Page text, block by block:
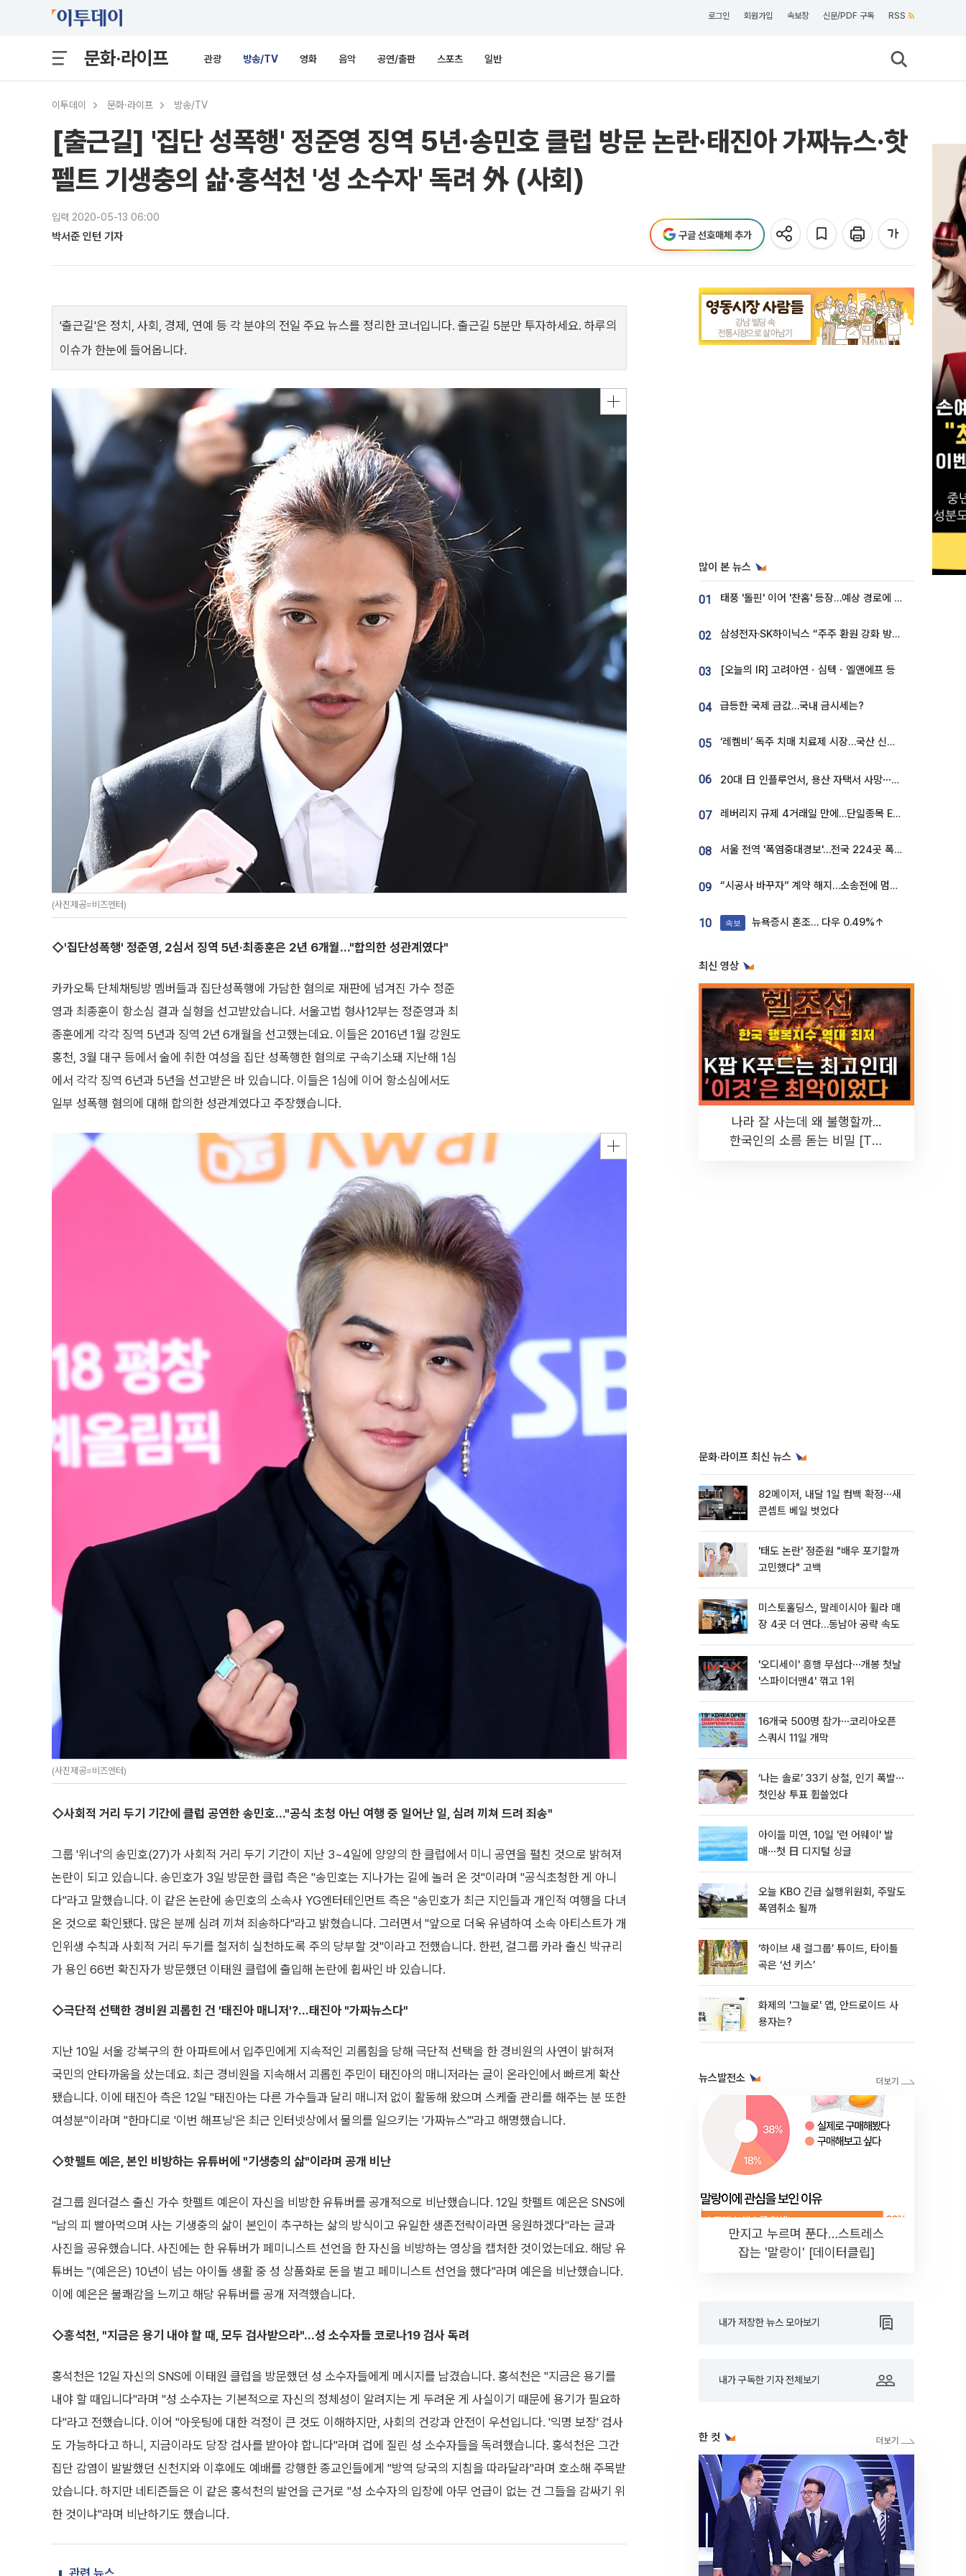
로그인 회원가입 속보창 신문/PDF 구독 RSS
문화·라이프 관광 방송/TV 영화 음악 공연/출판 스포츠 일반
이투데이 문화·라이프 방송/TV
[출근길] '집단 성폭행' 정준영 징역 5년·송민호 클럽 방문 논란·태진아 가짜뉴스·핫
펠트 기생충의 삶·홍석천 '성 소수자' 독려 外 (사회)
입력 2020-05-13 06:00
박서준 인턴 기자 구글 선호매체 추가
'출근길'은 정치, 사회, 경제, 연예 등 각 분야의 전일 주요 뉴스를 정리한 코너입니다. 출근길 5분만 투자하세요. 하루의
이슈가 한눈에 들어옵니다.
(사진제공=비즈엔터)
◇'집단성폭행' 정준영, 2심서 징역 5년·최종훈은 2년 6개월…"합의한 성관계였다"
카카오톡 단체채팅방 멤버들과 집단성폭행에 가담한 혐의로 재판에 넘겨진 가수 정준
영과 최종훈이 항소심 결과 실형을 선고받았습니다. 서울고법 형사12부는 정준영과 최
종훈에게 각각 징역 5년과 징역 2년 6개월을 선고했는데요. 이들은 2016년 1월 강원도
홍천, 3월 대구 등에서 술에 취한 여성을 집단 성폭행한 혐의로 구속기소돼 지난해 1심
에서 각각 징역 6년과 5년을 선고받은 바 있습니다. 이들은 1심에 이어 항소심에서도
일부 성폭행 혐의에 대해 합의한 성관계였다고 주장했습니다.
(사진제공=비즈엔터)
◇사회적 거리 두기 기간에 클럽 공연한 송민호…"공식 초청 아닌 여행 중 일어난 일, 심려 끼쳐 드려 죄송"
그룹 '위너'의 송민호(27)가 사회적 거리 두기 기간이 지난 3~4일에 양양의 한 클럽에서 미니 공연을 펼친 것으로 밝혀져
논란이 되고 있습니다. 송민호가 3일 방문한 클럽 측은 "송민호는 지나가는 길에 놀러 온 것"이라며 "공식초청한 게 아니
다"라고 말했습니다. 이 같은 논란에 송민호의 소속사 YG엔터테인먼트 측은 "송민호가 최근 지인들과 개인적 여행을 다녀
온 것으로 확인됐다. 많은 분께 심려 끼쳐 죄송하다"라고 밝혔습니다. 그러면서 "앞으로 더욱 유념하여 소속 아티스트가 개
인위생 수칙과 사회적 거리 두기를 철저히 실천하도록 주의 당부할 것"이라고 전했습니다. 한편, 걸그룹 카라 출신 박규리
가 용인 66번 확진자가 방문했던 이태원 클럽에 출입해 논란에 휩싸인 바 있습니다.
◇극단적 선택한 경비원 괴롭힌 건 '태진아 매니저'?…태진아 "가짜뉴스다"
지난 10일 서울 강북구의 한 아파트에서 입주민에게 지속적인 괴롭힘을 당해 극단적 선택을 한 경비원의 사연이 밝혀져
국민의 안타까움을 샀는데요. 최근 경비원을 지속해서 괴롭힌 주민이 태진아의 매니저라는 글이 온라인에서 빠르게 확산
됐습니다. 이에 태진아 측은 12일 "태진아는 다른 가수들과 달리 매니저 없이 활동해 왔으며 스케줄 관리를 해주는 분 또한
여성분"이라며 "한마디로 '이번 해프닝'은 최근 인터넷상에서 물의를 일으키는 '가짜뉴스'"라고 해명했습니다.
◇핫펠트 예은, 본인 비방하는 유튜버에 "기생충의 삶"이라며 공개 비난
걸그룹 원더걸스 출신 가수 핫펠트 예은이 자신을 비방한 유튜버를 공개적으로 비난했습니다. 12일 핫펠트 예은은 SNS에
"남의 피 빨아먹으며 사는 기생충의 삶이 본인이 추구하는 삶의 방식이고 유일한 생존전략이라면 응원하겠다"라는 글과
사진을 공유했습니다. 사진에는 한 유튜버가 페미니스트 선언을 한 자신을 비방하는 영상을 캡처한 것이었는데요. 해당 유
튜버는 "(예은은) 10년이 넘는 아이돌 생활 중 성 상품화로 돈을 벌고 페미니스트 선언을 했다"라며 예은을 비난했습니다.
이에 예은은 불쾌감을 느끼고 해당 유튜버를 공개 저격했습니다.
◇홍석천, "지금은 용기 내야 할 때, 모두 검사받으라"…성 소수자들 코로나19 검사 독려
홍석천은 12일 자신의 SNS에 이태원 클럽을 방문했던 성 소수자들에게 메시지를 남겼습니다. 홍석천은 "지금은 용기를
내야 할 때입니다"라며 "성 소수자는 기본적으로 자신의 정체성이 알려지는 게 두려운 게 사실이기 때문에 용기가 필요하
다"라고 전했습니다. 이어 "아웃팅에 대한 걱정이 큰 것도 이해하지만, 사회의 건강과 안전이 우선입니다. '익명 보장' 검사
도 가능하다고 하니, 지금이라도 당장 검사를 받아야 합니다"라며 겁에 질린 성 소수자들을 독려했습니다. 홍석천은 그간
집단 감염이 발발했던 신천지와 이후에도 예배를 강행한 종교인들에게 "방역 당국의 지침을 따라달라"라며 호소해 주목받
았습니다. 하지만 네티즌들은 이 같은 홍석천의 발언을 근거로 "성 소수자의 입장에 아무 언급이 없는 건 그들을 감싸기 위
한 것이냐"라며 비난하기도 했습니다.
관련 뉴스
많이 본 뉴스
01 태풍 '돌핀' 이어 '찬홈' 등장…예상 경로에 한국 '한숨'
02 삼성전자·SK하이닉스 “주주 환원 강화 방안 마련”
03 [오늘의 IR] 고려아연ㆍ심텍ㆍ엘앤에프 등
04 급등한 국제 금값…국내 금시세는?
05 ‘레켐비’ 독주 치매 치료제 시장…국산 신약 등장하나
06 20대 日 인플루언서, 용산 자택서 사망⋯SNS 라방 중 숨져
07 레버리지 규제 4거래일 만에…단일종목 ETF 거래대금 '13분의 1' 급감
08 서울 전역 '폭염중대경보'…전국 224곳 폭염특보
09 “시공사 바꾸자” 계약 해지…소송전에 멈춰 선 정비사업
10 속보 뉴욕증시 혼조… 다우 0.49%↑
최신 영상
나라 잘 사는데 왜 불행할까...
한국인의 소름 돋는 비밀 [T같
문화·라이프 최신 뉴스
82메이저, 내달 1일 컴백 확정⋯새
콘셉트 베일 벗었다
'태도 논란' 정준원 "배우 포기할까
고민했다" 고백
미스토홀딩스, 말레이시아 휠라 매
장 4곳 더 연다…동남아 공략 속도
'오디세이' 흥행 무섭다⋯개봉 첫날
'스파이더맨4' 꺾고 1위
16개국 500명 참가⋯코리아오픈
스쿼시 11일 개막
‘나는 솔로’ 33기 상철, 인기 폭발⋯
첫인상 투표 휩쓸었다
아이들 미연, 10일 '런 어웨이' 발
매⋯첫 日 디지털 싱글
오늘 KBO 긴급 실행위원회, 주말도
폭염취소 될까
‘하이브 새 걸그룹’ 튜이드, 타이틀
곡은 ‘선 키스’
화제의 '그늘로' 앱, 안드로이드 사
용자는?
뉴스발전소
만지고 누르며 푼다…스트레스
잡는 '말랑이' [데이터클립]
내가 저장한 뉴스 모아보기
내가 구독한 기자 전체보기
한 컷